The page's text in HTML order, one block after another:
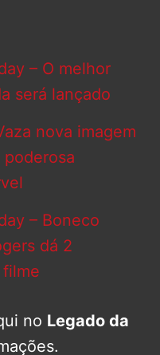
– O melhor
será lançado
nova imagem
– Boneco
dá 2
no Legado da